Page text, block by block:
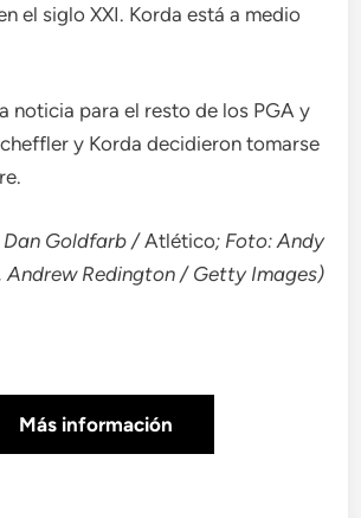
el siglo XXI. Korda está a medio
noticia para el resto de los PGA y
y Korda decidieron tomarse
Goldfarb /Atlético; Foto: Andy
Andrew Redington / Getty Images)
Más información